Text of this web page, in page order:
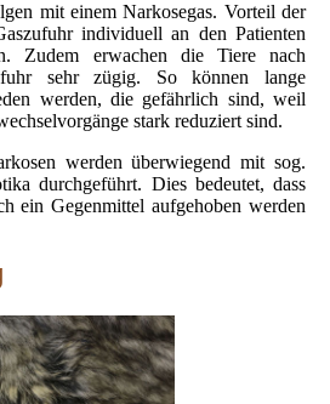
mit einem Narkosegas. Vorteil der
individuell an den Patienten
Zudem erwachen die Tiere nach
sehr zügig. So können lange
werden, die gefährlich sind, weil
stark reduziert sind.
werden überwiegend mit sog.
durchgeführt. Dies bedeutet, dass
ein Gegenmittel aufgehoben werden